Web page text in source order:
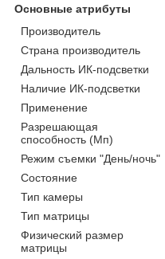
Основные атрибуты
Производитель
Страна производитель
Дальность ИК-подсветки
Наличие ИК-подсветки
Применение
Разрешающая
способность (Мп)
Режим съемки "День/ночь"
Состояние
Тип камеры
Тип матрицы
Физический размер
матрицы